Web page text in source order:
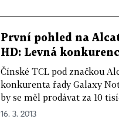
První pohled na
HD: Levná
Čínské TCL pod značkou
konkurenta řady Galaxy
by se měl prodávat za 10
16. 3. 2013